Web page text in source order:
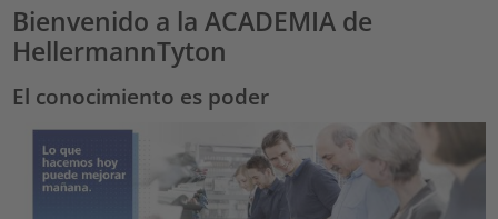
Bienvenido a la ACADEMIA de
HellermannTyton
El conocimiento es poder